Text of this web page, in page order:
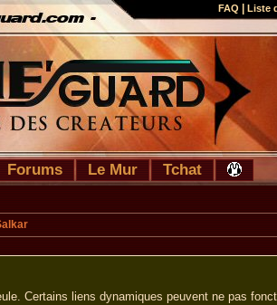
FAQ Liste
Forums Le Mur Tchat
Certains liens dynamiques peuvent ne pas